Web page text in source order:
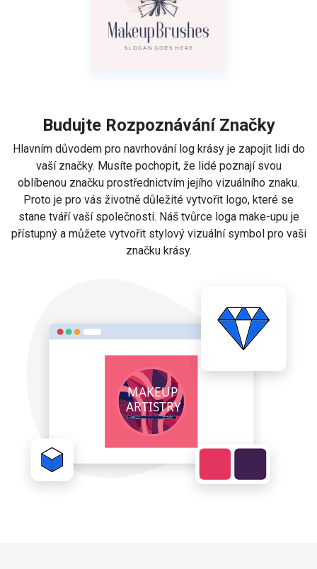
Budujte Rozpoznávání Značky
Hlavním důvodem pro navrhování log krásy je zapojit lidi do
vaší značky. Musíte pochopit, že lidé poznají svou
oblíbenou značku prostřednictvím jejího vizuálního znaku.
Proto je pro vás životně důležité vytvořit logo, které se
stane tváří vaší společnosti. Náš tvůrce loga make-upu je
přístupný a můžete vytvořit stylový vizuální symbol pro vaši
značku krásy.